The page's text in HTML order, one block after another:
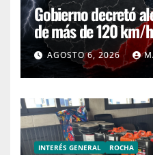
Gobierno decretó
de más de 120 km/
Canelones,
AGOSTO 6, 2026
INTERÉS GENERAL ROCHA